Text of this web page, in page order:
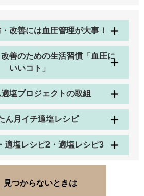
改善には血圧管理が大事！
善のための生活習慣「血圧に
いいコト」
塩プロジェクトの取組
ん月イチ適塩レシピ
適塩レシピ2・適塩レシピ3
見つからないときは